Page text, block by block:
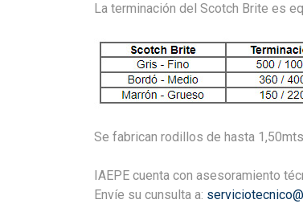
La terminación del Scotch Brite es
Se fabrican rodillos de hasta
IAEPE cuenta con asesoramiento
Envíe su cunsulta a: